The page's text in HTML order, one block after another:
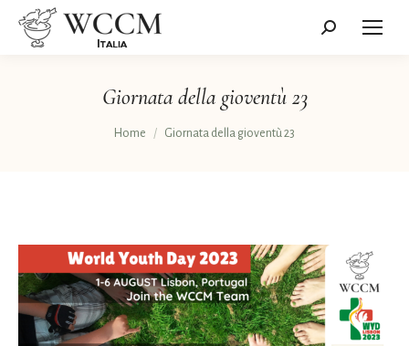
Cerca:
Giornata della gioventù 23
Tu sei qui:
Home Giornata della gioventù 23